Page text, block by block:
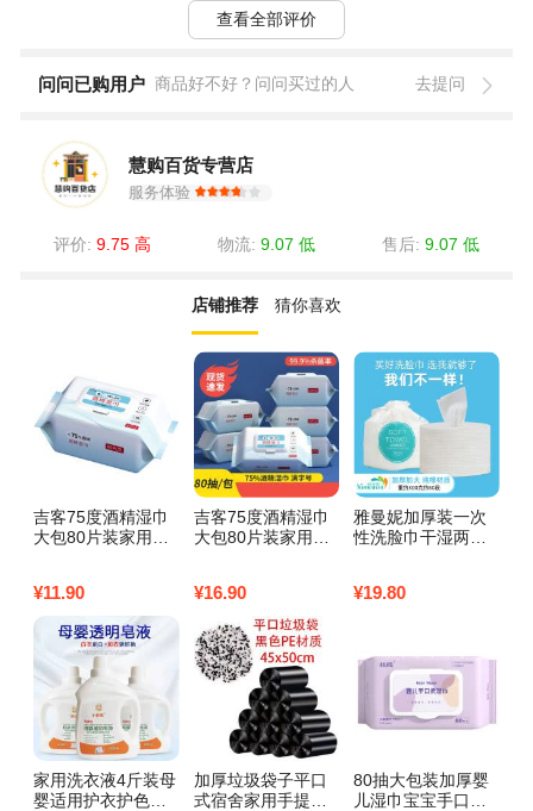
查看全部评价
问问已购用户 商品好不好？问问买过的人 去提问
慧购百货专营店
服务体验
评价: 9.75 高 物流: 9.07 低 售后: 9.07 低
店铺推荐 猜你喜欢
吉客75度酒精湿巾
大包80片装家用一
¥11.90
吉客75度酒精湿巾
大包80片装家用一
¥16.90
雅曼妮加厚装一次
性洗脸巾干湿两用
¥19.80
家用洗衣液4斤装母
婴适用护衣护色留
加厚垃圾袋子平口
式宿舍家用手提袋
80抽大包装加厚婴
儿湿巾宝宝手口专